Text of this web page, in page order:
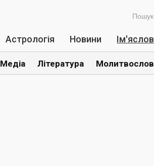
Астрологія Новини Ім'яслов
Медіа Література Молитвослов